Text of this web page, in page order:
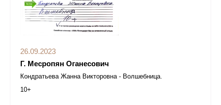
26.09.2023
Г. Месропян Оганесович
Кондратьева Жанна Викторовна - Волшебница.
10+